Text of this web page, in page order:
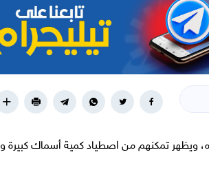
تمكنهم من اصطياد كمية أسماك كبيرة